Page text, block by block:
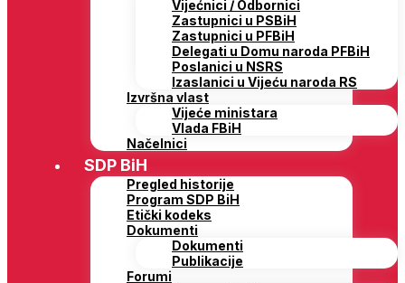
Vijećnici / Odbornici
Zastupnici u PSBiH
Zastupnici u PFBiH
Delegati u Domu naroda PFBiH
Poslanici u NSRS
Izaslanici u Vijeću naroda RS
Izvršna vlast
Vijeće ministara
Vlada FBiH
Načelnici
SDP BiH
Pregled historije
Program SDP BiH
Etički kodeks
Dokumenti
Dokumenti
Publikacije
Forumi